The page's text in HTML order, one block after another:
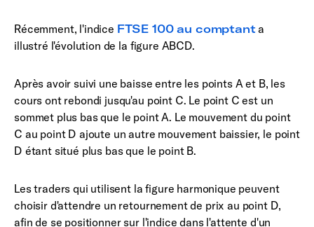
Récemment, l'indice FTSE 100 au comptant a
illustré l'évolution de la figure ABCD.
Après avoir suivi une baisse entre les points A et B, les
cours ont rebondi jusqu'au point C. Le point C est un
sommet plus bas que le point A. Le mouvement du point
C au point D ajoute un autre mouvement baissier, le point
D étant situé plus bas que le point B.
Les traders qui utilisent la figure harmonique peuvent
choisir d'attendre un retournement de prix au point D,
afin de se positionner sur l'indice dans l'attente d'un